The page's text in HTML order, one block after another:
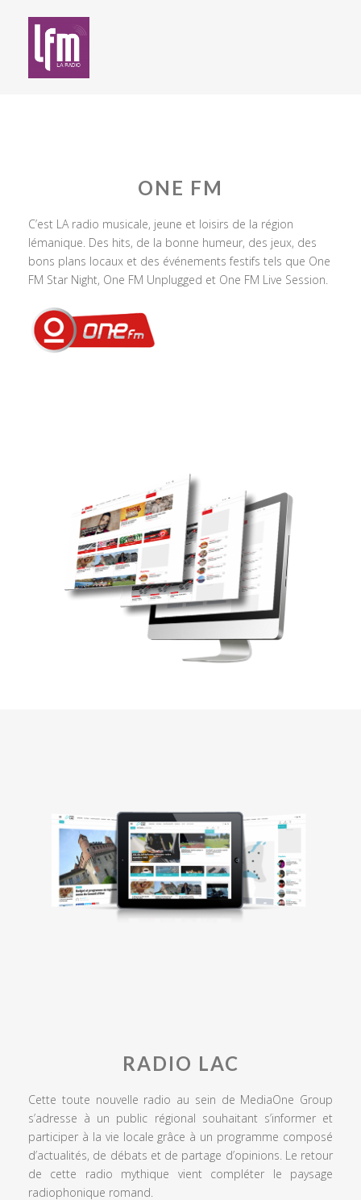
ONE FM
C’est LA radio musicale, jeune et loisirs de la région
lémanique. Des hits, de la bonne humeur, des jeux, des
bons plans locaux et des événements festifs tels que One
FM Star Night, One FM Unplugged et One FM Live Session.
RADIO LAC
Cette toute nouvelle radio au sein de MediaOne Group
s’adresse à un public régional souhaitant s’informer et
participer à la vie locale grâce à un programme composé
d’actualités, de débats et de partage d’opinions. Le retour
de cette radio mythique vient compléter le paysage
radiophonique romand.